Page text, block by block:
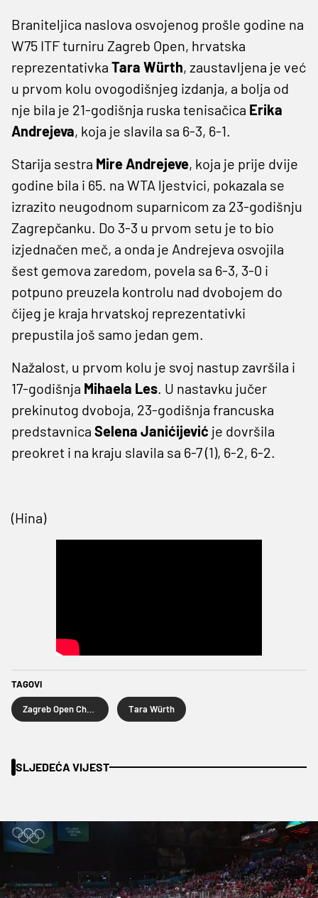
Braniteljica naslova osvojenog prošle godine na
W75 ITF turniru Zagreb Open, hrvatska
reprezentativka Tara Würth, zaustavljena je već
u prvom kolu ovogodišnjeg izdanja, a bolja od
nje bila je 21-godišnja ruska tenisačica Erika
Andrejeva, koja je slavila sa 6-3, 6-1.
Starija sestra Mire Andrejeve, koja je prije dvije
godine bila i 65. na WTA ljestvici, pokazala se
izrazito neugodnom suparnicom za 23-godišnju
Zagrepčanku. Do 3-3 u prvom setu je to bio
izjednačen meč, a onda je Andrejeva osvojila
šest gemova zaredom, povela sa 6-3, 3-0 i
potpuno preuzela kontrolu nad dvobojem do
čijeg je kraja hrvatskoj reprezentativki
prepustila još samo jedan gem.
Nažalost, u prvom kolu je svoj nastup završila i
17-godišnja Mihaela Les. U nastavku jučer
prekinutog dvoboja, 23-godišnja francuska
predstavnica Selena Janićijević je dovršila
preokret i na kraju slavila sa 6-7 (1), 6-2, 6-2.
(Hina)
TAGOVI
Tara Würth
SLJEDEĆA VIJEST